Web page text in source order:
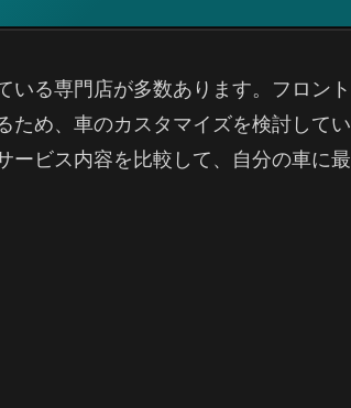
る専門店が多数あります。フロント
ため、車のカスタマイズを検討してい
ービス内容を比較して、自分の車に最